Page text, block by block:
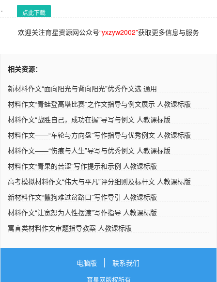
点此下载
欢迎关注育星资源网公众号“yxzyw2002”获取更多信息与服务
相关资源：
新材料作文“面向阳光与背向阳光”优秀作文选 通用
材料作文“青蛙登高塔比赛”之作文指导与例文展示 人教课标版
材料作文“战胜自己，成功在握”导写与例文 人教课标版
材料作文——“车轮与方向盘”写作指导与优秀例文 人教课标版
材料作文——“伤痕与人生”导写与优秀例文 人教课标版
材料作文“青果的苦涩”写作提示和示例 人教课标版
高考模拟材料作文“伟大与平凡”评分细则及标杆文 人教课标版
新材料作文“鬣狗难过岔路口”写作导引 人教课标版
材料作文“让宽恕为人性摆渡”写作指导 人教课标版
寓言类材料作文审题指导教案 人教课标版
电脑版 联系我们
育星网版权所有